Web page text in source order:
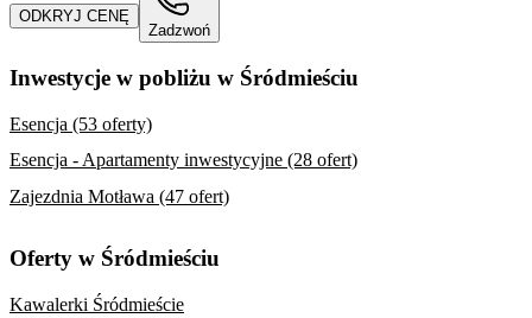
ODKRYJ CENĘ
Zadzwoń
Inwestycje w pobliżu w Śródmieściu
Esencja (53 oferty)
Esencja - Apartamenty inwestycyjne (28 ofert)
Zajezdnia Motława (47 ofert)
Oferty w Śródmieściu
Kawalerki Śródmieście